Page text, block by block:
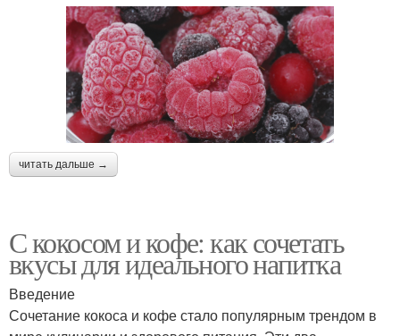
читать дальше →
С кокосом и кофе: как сочетать
вкусы для идеального напитка
Введение
Сочетание кокоса и кофе стало популярным трендом в